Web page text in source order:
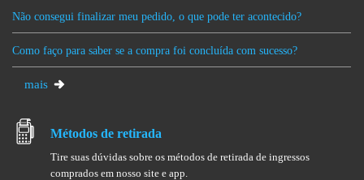
Não consegui finalizar meu pedido, o que pode ter acontecido?
Como faço para saber se a compra foi concluída com sucesso?
mais
Métodos de retirada
Tire suas dúvidas sobre os métodos de retirada de ingressos
comprados em nosso site e app.